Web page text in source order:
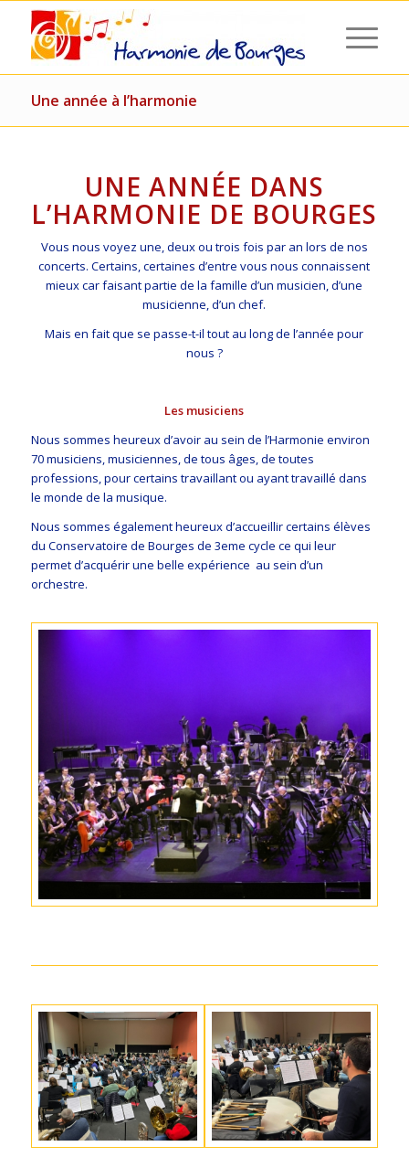
Une année à l’harmonie
UNE ANNÉE DANS
L’HARMONIE DE BOURGES
Vous nous voyez une, deux ou trois fois par an lors de nos
concerts. Certains, certaines d’entre vous nous connaissent
mieux car faisant partie de la famille d’un musicien, d’une
musicienne, d’un chef.
Mais en fait que se passe-t-il tout au long de l’année pour
nous ?
Les musiciens
Nous sommes heureux d’avoir au sein de l’Harmonie environ
70 musiciens, musiciennes, de tous âges, de toutes
professions, pour certains travaillant ou ayant travaillé dans
le monde de la musique.
Nous sommes également heureux d’accueillir certains élèves
du Conservatoire de Bourges de 3eme cycle ce qui leur
permet d’acquérir une belle expérience au sein d’un
orchestre.